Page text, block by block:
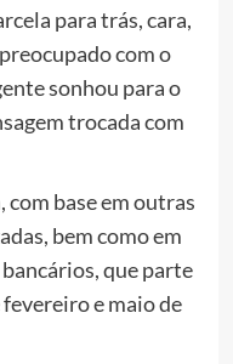
para trás, cara,
com o
sonhou para o
trocada com
base em outras
bem como em
que parte
e maio de